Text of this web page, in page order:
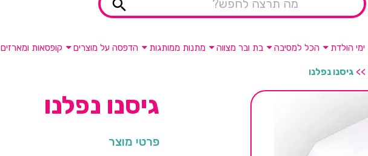
ימי הולדת הכל למסיבה בת ובר מצווה מתנות ממותגות הדפסה על מוצרים קופסאות ומארזים
>> גיסנו נפלנו
גיסנו נפלנו
פרטי מוצר